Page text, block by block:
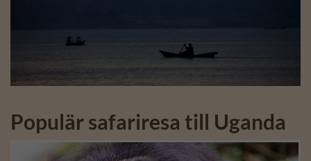
Populär safariresa till Uganda